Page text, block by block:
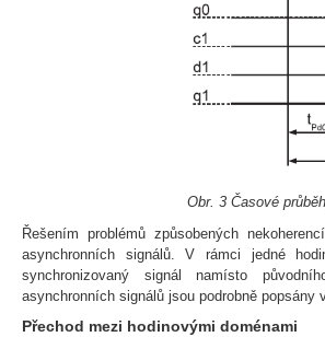
Obr. 3 Časové
Řešením problémů způsobených
asynchronních signálů. V rámci jedné
synchronizovaný signál namísto
asynchronních signálů jsou podrobně popsány
Přechod mezi hodinovými doménami